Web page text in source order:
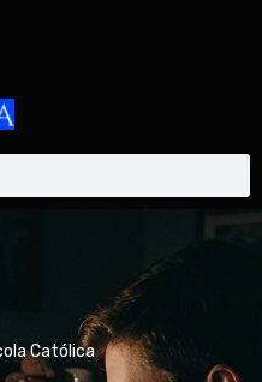
Católica